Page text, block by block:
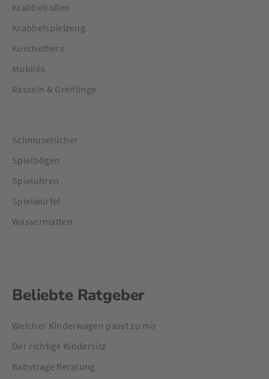
Krabbelrollen
Krabbelspielzeug
Kuscheltiere
Mobilés
Rasseln & Greiflinge
Schmusetücher
Spielbögen
Spieluhren
Spielwürfel
Wassermatten
Beliebte Ratgeber
Welcher Kinderwagen passt zu mir
Der richtige Kindersitz
Babytrage Beratung